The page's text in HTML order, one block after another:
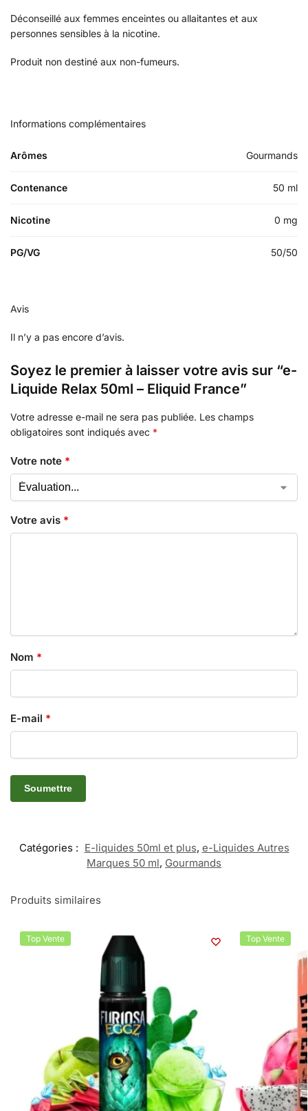
Déconseillé aux femmes enceintes ou allaitantes et aux
personnes sensibles à la nicotine.
Produit non destiné aux non-fumeurs.
Informations complémentaires
Arômes Gourmands
Contenance 50 ml
Nicotine 0 mg
PG/VG 50/50
Avis
Il n’y a pas encore d’avis.
Soyez le premier à laisser votre avis sur “e-
Liquide Relax 50ml – Eliquid France”
Votre adresse e-mail ne sera pas publiée. Les champs
obligatoires sont indiqués avec *
Votre note *
Votre avis *
Nom *
E-mail *
Catégories : E-liquides 50ml et plus, e-Liquides Autres
Marques 50 ml, Gourmands
Produits similaires
Top Vente Top Vente